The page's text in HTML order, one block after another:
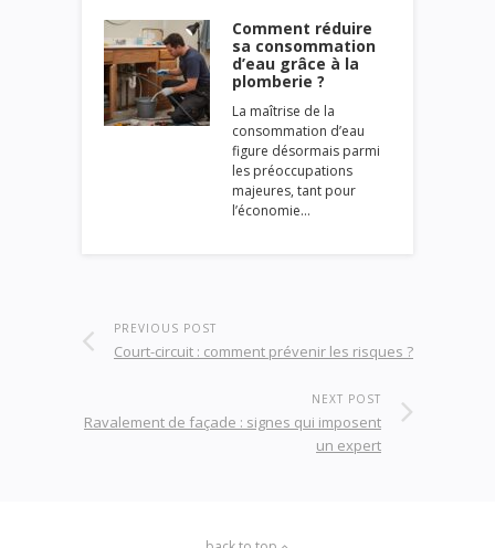
Comment réduire
sa consommation
d’eau grâce à la
plomberie ?
La maîtrise de la
consommation d’eau
figure désormais parmi
les préoccupations
majeures, tant pour
l’économie…
PREVIOUS POST
Court-circuit : comment prévenir les risques ?
NEXT POST
Ravalement de façade : signes qui imposent
un expert